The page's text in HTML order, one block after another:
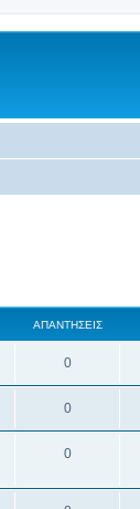
ΑΠΑΝΤΉΣΕΙΣ
0
0
0